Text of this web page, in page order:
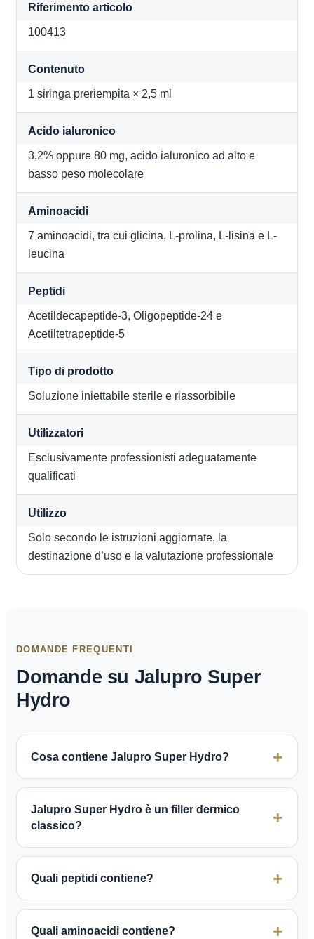
Riferimento articolo
100413
Contenuto
1 siringa preriempita × 2,5 ml
Acido ialuronico
3,2% oppure 80 mg, acido ialuronico ad alto e
basso peso molecolare
Aminoacidi
7 aminoacidi, tra cui glicina, L-prolina, L-lisina e L-
leucina
Peptidi
Acetildecapeptide-3, Oligopeptide-24 e
Acetiltetrapeptide-5
Tipo di prodotto
Soluzione iniettabile sterile e riassorbibile
Utilizzatori
Esclusivamente professionisti adeguatamente
qualificati
Utilizzo
Solo secondo le istruzioni aggiornate, la
destinazione d’uso e la valutazione professionale
DOMANDE FREQUENTI
Domande su Jalupro Super
Hydro
Cosa contiene Jalupro Super Hydro?
Jalupro Super Hydro è un filler dermico
classico?
Quali peptidi contiene?
Quali aminoacidi contiene?